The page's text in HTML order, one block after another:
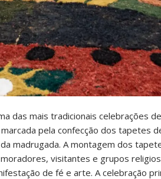
das mais tradicionais celebrações
pela confecção dos tapetes
madrugada. A montagem dos
visitantes e grupos
de fé e arte. A celebração